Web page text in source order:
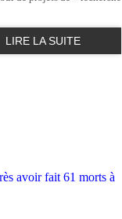
LIRE LA SUITE
avoir fait 61 morts à